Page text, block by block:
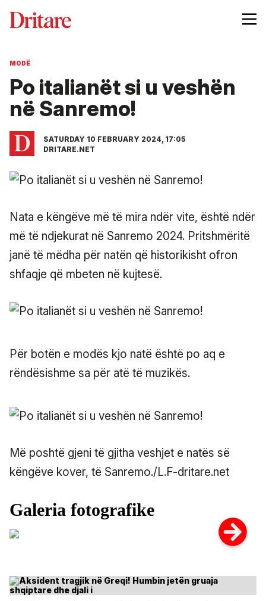
MODË
Po italianët si u veshën
në Sanremo!
SATURDAY 10 FEBRUARY 2024, 17:05
DRITARE.NET
Nata e këngëve më të mira ndër vite, është ndër
më të ndjekurat në Sanremo 2024. Pritshmëritë
janë të mëdha për natën që historikisht ofron
shfaqje që mbeten në kujtesë.
Për botën e modës kjo natë është po aq e
rëndësishme sa për atë të muzikës.
Më poshtë gjeni të gjitha veshjet e natës së
këngëve kover, të Sanremo./L.F-dritare.net